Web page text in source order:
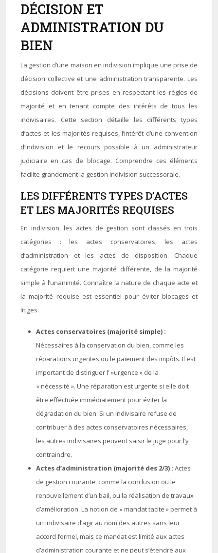
DÉCISION ET
ADMINISTRATION DU
BIEN
La gestion d’une maison en indivision implique une prise de
décision collective et une administration transparente. Les
décisions doivent être prises en respectant les règles de
majorité et en tenant compte des intérêts de tous les
indivisaires. Cette section détaille les différents types
d’actes et les majorités requises, l’intérêt d’une convention
d’indivision et le recours possible à un administrateur
judiciaire en cas de blocage. Comprendre ces éléments
facilite grandement la gestion indivision successorale.
LES DIFFÉRENTS TYPES D’ACTES
ET LES MAJORITÉS REQUISES
En indivision, les actes de gestion sont classés en trois
catégories : les actes conservatoires, les actes
d’administration et les actes de disposition. Chaque
catégorie requiert une majorité différente, de la majorité
simple à l’unanimité. Connaître la nature de chaque acte et
la majorité requise est essentiel pour éviter blocages et
litiges.
Actes conservatoires (majorité simple) :
Nécessaires à la conservation du bien, comme les
réparations urgentes ou le paiement des impôts. Il est
important de distinguer l' »urgence » de la
« nécessité ». Une réparation est urgente si elle doit
être effectuée immédiatement pour éviter la
dégradation du bien. Si un indivisaire refuse de
contribuer à des actes conservatoires nécessaires,
les autres indivisaires peuvent saisir le juge pour l’y
contraindre.
Actes d’administration (majorité des 2/3) : Actes
de gestion courante, comme la conclusion ou le
renouvellement d’un bail, ou la réalisation de travaux
d’amélioration. La notion de « mandat tacite » permet à
un indivisaire d’agir au nom des autres sans leur
accord formel, mais ce mandat est limité aux actes
d’administration courante et ne peut s’étendre aux